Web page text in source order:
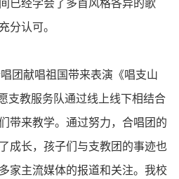
已经学会了多首风格各异的歌
分认可。
团献唱祖国带来表演《唱支山
支教服务队通过线上线下相结合
带来教学。通过努力，合唱团的
成长，孩子们与支教团的事迹也
家主流媒体的报道和关注。我校